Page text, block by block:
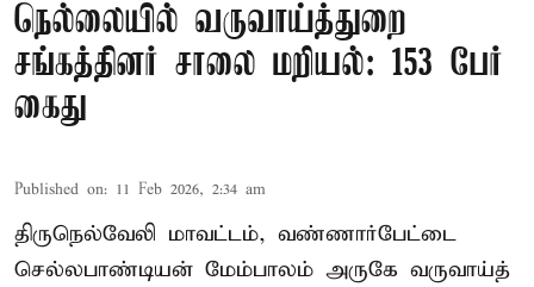
நெல்லையில் வருவாய்த்துறை
சங்கத்தினர் சாலை மறியல்: 153 பேர்
கைது
Published on: 11 Feb 2026, 2:34 am
திருநெல்வேலி மாவட்டம், வண்ணார்பேட்டை
செல்லபாண்டியன் மேம்பாலம் அருகே வருவாய்த்